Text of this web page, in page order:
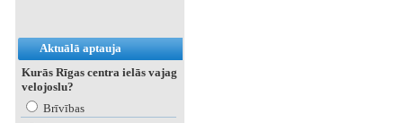
Aktuālā aptauja
Kurās Rīgas centra ielās vajag
velojoslu?
Brīvības